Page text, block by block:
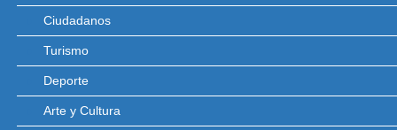
Ciudadanos
Turismo
Deporte
Arte y Cultura